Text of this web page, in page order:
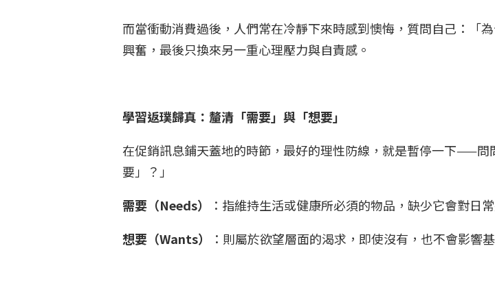
而當衝動消費過後，人們常在冷靜下來時感到懊悔，質問自己：
興奮，最後只換來另一重心理壓力與自責感。
學習返璞歸真：釐清「需要」與「想要」
在促銷訊息鋪天蓋地的時節，最好的理性防線，就是暫停一下——
要」？」
需要（Needs）
：指維持生活或健康所必須的物品，缺少它會對日
想要（Wants）
：則屬於欲望層面的渴求，即使沒有，也不會影響